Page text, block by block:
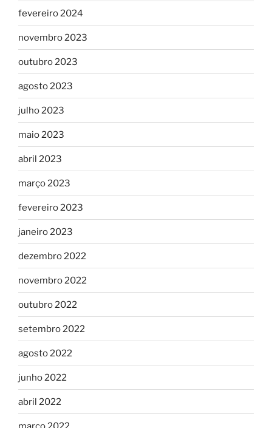
fevereiro 2024
novembro 2023
outubro 2023
agosto 2023
julho 2023
maio 2023
abril 2023
março 2023
fevereiro 2023
janeiro 2023
dezembro 2022
novembro 2022
outubro 2022
setembro 2022
agosto 2022
junho 2022
abril 2022